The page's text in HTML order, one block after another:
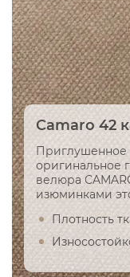
Camaro 42
Приглушенное
оригинальное
велюра
изюминками
Плотность